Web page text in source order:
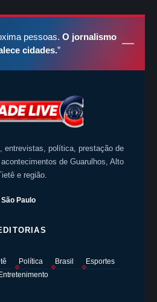
pessoas. O jornalismo
cidades.”
entrevistas, política, prestação de
de Guarulhos, Alto
e região.
Paulo
Política Brasil
Esportes
Entretenimento